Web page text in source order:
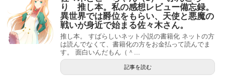
り 推し本。私の感想レビュー備忘録。
異世界では爵位をもらい、天使と悪魔の
戦いが身近で始まる佐々木さん。
推し本。 すばらしいネット小説の書籍化 ネットの方
は読んでなくて、書籍化の方をお金払って読んでま
す。 面白いんだもん（＾...
記事を読む